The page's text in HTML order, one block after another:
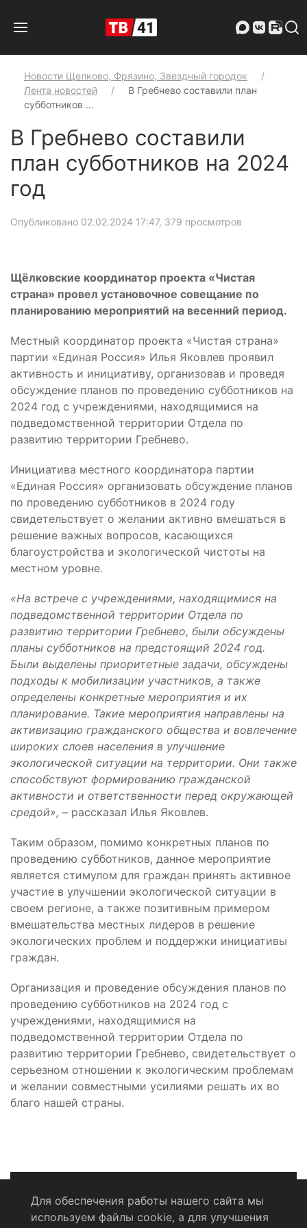
Новости Щелково, Фрязино, Звездный городок
Лента новостей
В Гребнево составили план
субботников …
В Гребнево составили
план субботников на 2024
год
Опубликовано 02.02.2024 17:47, 379 просмотров
Щёлковские координатор проекта «Чистая
страна» провел установочное совещание по
планированию мероприятий на весенний период.
Местный координатор проекта «Чистая страна»
партии «Единая Россия» Илья Яковлев проявил
активность и инициативу, организовав и проведя
обсуждение планов по проведению субботников на
2024 год с учреждениями, находящимися на
подведомственной территории Отдела по
развитию территории Гребнево.
Инициатива местного координатора партии
«Единая Россия» организовать обсуждение планов
по проведению субботников в 2024 году
свидетельствует о желании активно вмешаться в
решение важных вопросов, касающихся
благоустройства и экологической чистоты на
местном уровне.
«На встрече с учреждениями, находящимися на
подведомственной территории Отдела по
развитию территории Гребнево, были обсуждены
планы субботников на предстоящий 2024 год.
Были выделены приоритетные задачи, обсуждены
подходы к мобилизации участников, а также
определены конкретные мероприятия и их
планирование. Такие мероприятия направлены на
активизацию гражданского общества и вовлечение
широких слоев населения в улучшение
экологической ситуации на территории. Они также
способствуют формированию гражданской
активности и ответственности перед окружающей
средой», – рассказал Илья Яковлев.
Таким образом, помимо конкретных планов по
проведению субботников, данное мероприятие
является стимулом для граждан принять активное
участие в улучшении экологической ситуации в
своем регионе, а также позитивным примером
вмешательства местных лидеров в решение
экологических проблем и поддержки инициативы
граждан.
Организация и проведение обсуждения планов по
проведению субботников на 2024 год с
учреждениями, находящимися на
подведомственной территории Отдела по
развитию территории Гребнево, свидетельствует о
серьезном отношении к экологическим проблемам
и желании совместными усилиями решать их во
благо нашей страны.
Для обеспечения работы нашего сайта мы
используем файлы cookie, а для улучшения